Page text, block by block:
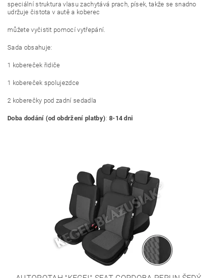
speciální struktura vlasu zachytává prach, písek, takže se snadno
udržuje čistota v autě a koberec
můžete vyčistit pomocí vytřepání.
Sada obsahuje:
1 kobereček řidiče
1 kobereček spolujezdce
2 koberečky pod zadní sedadla
Doba dodání (od obdržení platby): 8-14 dni